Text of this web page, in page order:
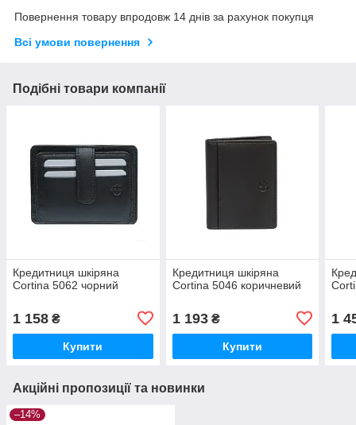
Повернення товару впродовж 14 днів за рахунок покупця
Всі умови повернення
Подібні товари компанії
Кредитниця шкіряна
Cortina 5062 чорний
1 158 ₴
Купити
Кредитниця шкіряна
Cortina 5046 коричневий
1 193₴
Купити
1
Акційні пропозиції та новинки
–14%